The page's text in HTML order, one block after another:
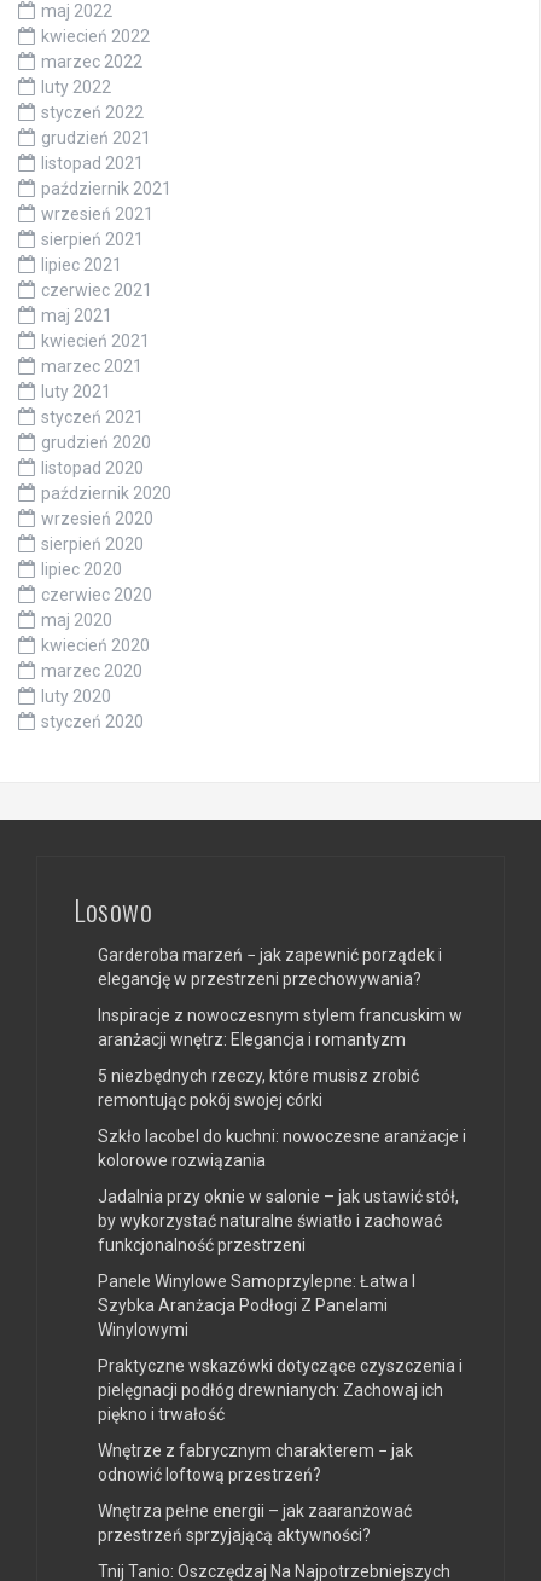
maj 2022
kwiecień 2022
marzec 2022
luty 2022
styczeń 2022
grudzień 2021
listopad 2021
październik 2021
wrzesień 2021
sierpień 2021
lipiec 2021
czerwiec 2021
maj 2021
kwiecień 2021
marzec 2021
luty 2021
styczeń 2021
grudzień 2020
listopad 2020
październik 2020
wrzesień 2020
sierpień 2020
lipiec 2020
czerwiec 2020
maj 2020
kwiecień 2020
marzec 2020
luty 2020
styczeń 2020
Losowo
Garderoba marzeń − jak zapewnić porządek i
elegancję w przestrzeni przechowywania?
Inspiracje z nowoczesnym stylem francuskim w
aranżacji wnętrz: Elegancja i romantyzm
5 niezbędnych rzeczy, które musisz zrobić
remontując pokój swojej córki
Szkło lacobel do kuchni: nowoczesne aranżacje i
kolorowe rozwiązania
Jadalnia przy oknie w salonie – jak ustawić stół,
by wykorzystać naturalne światło i zachować
funkcjonalność przestrzeni
Panele Winylowe Samoprzylepne: Łatwa I
Szybka Aranżacja Podłogi Z Panelami
Winylowymi
Praktyczne wskazówki dotyczące czyszczenia i
pielęgnacji podłóg drewnianych: Zachowaj ich
piękno i trwałość
Wnętrze z fabrycznym charakterem − jak
odnowić loftową przestrzeń?
Wnętrza pełne energii – jak zaaranżować
przestrzeń sprzyjającą aktywności?
Tnij Tanio: Oszczędzaj Na Najpotrzebniejszych